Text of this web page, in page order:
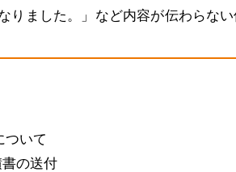
りました。」など内容が伝わらない
ついて
書の送付